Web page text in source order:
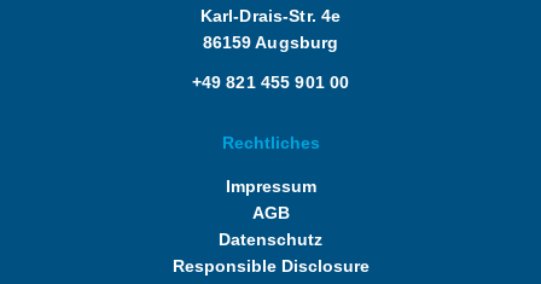
Karl-Drais-Str. 4e
86159 Augsburg
+49 821 455 901 00
Rechtliches
Impressum
AGB
Datenschutz
Responsible Disclosure